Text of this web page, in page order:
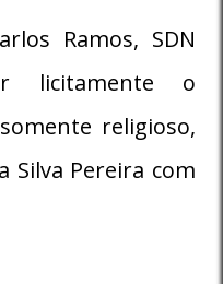
Ramos, SDN
licitamente o
religioso,
Silva Pereira com